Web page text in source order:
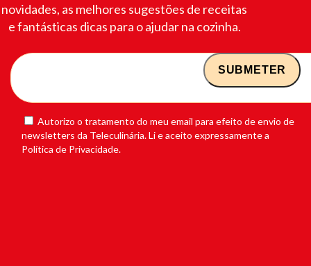
novidades, as melhores sugestões de receitas
e fantásticas dicas para o ajudar na cozinha.
Autorizo o tratamento do meu email para efeito de envio de
newsletters da Teleculinária. Li e aceito expressamente a
Política de Privacidade.